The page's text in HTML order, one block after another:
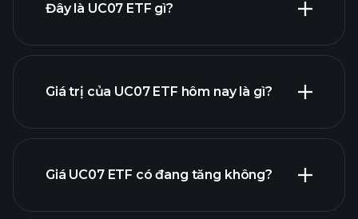
Đây là UC07 ETF gì?
Giá trị của UC07 ETF hôm nay là gì?
Giá UC07 ETF có đang tăng không?